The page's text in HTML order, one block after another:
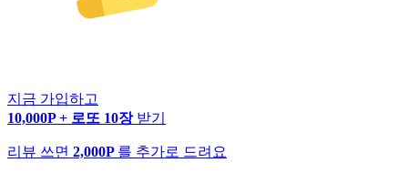
지금 가입하고
10,000P + 로또 10장 받기
리뷰 쓰면 2,000P 를 추가로 드려요